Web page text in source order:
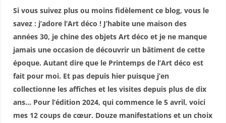
Si vous suivez plus ou moins fidèlement ce blog, vous le
savez : j’adore l’Art déco ! J’habite une maison des
années 30, je chine des objets Art déco et je ne manque
jamais une occasion de découvrir un bâtiment de cette
époque. Autant dire que le Printemps de l’Art déco est
fait pour moi. Et pas depuis hier puisque j’en
collectionne les affiches et les visites depuis plus de dix
ans… Pour l’édition 2024, qui commence le 5 avril, voici
mes 12 coups de cœur. Douze manifestations et un choix